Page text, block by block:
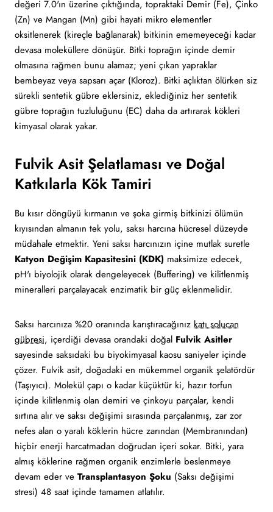
değeri 7.0'ın üzerine çıktığında, topraktaki Demir (Fe), Çinko
(Zn) ve Mangan (Mn) gibi hayati mikro elementler
oksitlenerek (kireçle bağlanarak) bitkinin ememeyeceği kadar
devasa moleküllere dönüşür. Bitki toprağın içinde demir
olmasına rağmen bunu alamaz; yeni çıkan yapraklar
bembeyaz veya sapsarı açar (Kloroz). Bitki açlıktan ölürken siz
sürekli sentetik gübre eklersiniz, eklediğiniz her sentetik
gübre toprağın tuzluluğunu (EC) daha da artırarak kökleri
kimyasal olarak yakar.
Fulvik Asit Şelatlaması ve Doğal
Katkılarla Kök Tamiri
Bu kısır döngüyü kırmanın ve şoka girmiş bitkinizi ölümün
kıyısından almanın tek yolu, saksı harcına hücresel düzeyde
müdahale etmektir. Yeni saksı harcınızın içine mutlak suretle
Katyon Değişim Kapasitesini (KDK) maksimize edecek,
pH'ı biyolojik olarak dengeleyecek (Buffering) ve kilitlenmiş
mineralleri parçalayacak enzimatik bir güç eklenmelidir.
Saksı harcınıza %20 oranında karıştıracağınız katı solucan
gübresi, içerdiği devasa orandaki doğal Fulvik Asitler
sayesinde saksıdaki bu biyokimyasal kaosu saniyeler içinde
çözer. Fulvik asit, doğadaki en mükemmel organik şelatördür
(Taşıyıcı). Molekül çapı o kadar küçüktür ki, hazır torfun
içinde kilitlenmiş olan demiri ve çinkoyu parçalar, kendi
sırtına alır ve saksı değişimi sırasında parçalanmış, zar zor
nefes alan o yaralı köklerin hücre zarından (Membranından)
hiçbir enerji harcatmadan doğrudan içeri sokar. Bitki, yara
almış köklerine rağmen organik enzimlerle beslenmeye
devam eder ve Transplantasyon Şoku (Saksı değişimi
stresi) 48 saat içinde tamamen atlatılır.